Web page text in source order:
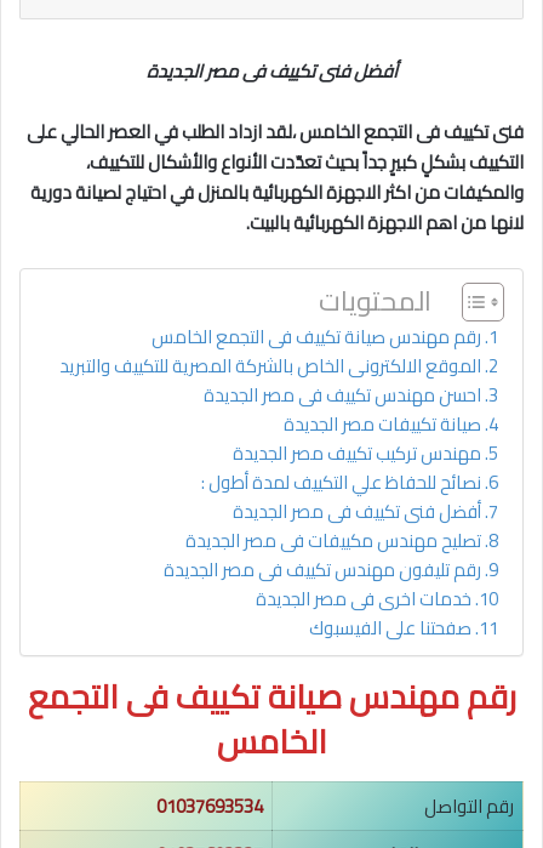
أفضل فنى تكييف فى مصر الجديدة
فنى تكييف فى التجمع الخامس،لقد ازداد الطلب في العصر الحالي على
التكييف بشكلٍ كبيرٍ جداً بحيث تعدّدت الأنواع والأشكال للتكييف،
والمكيفات من اكثر الاجهزة الكهربائية بالمنزل في احتياج لصيانة دورية
لانها من اهم الاجهزة الكهربائية بالبيت.
المحتويات
رقم مهندس صيانة تكييف فى التجمع الخامس
الموقع الالكترونى الخاص بالشركة المصرية للتكييف والتبريد
احسن مهندس تكييف فى مصر الجديدة
صيانة تكييفات مصر الجديدة
مهندس تركيب تكييف مصر الجديدة
نصائح للحفاظ علي التكييف لمدة أطول :
أفضل فنى تكييف فى مصر الجديدة
تصليح مهندس مكييفات فى مصر الجديدة
رقم تليفون مهندس تكييف فى مصر الجديدة
خدمات اخرى فى مصر الجديدة
صفحتنا على الفيسبوك
رقم مهندس صيانة تكييف فى التجمع
الخامس
رقم التواصل
01037693534